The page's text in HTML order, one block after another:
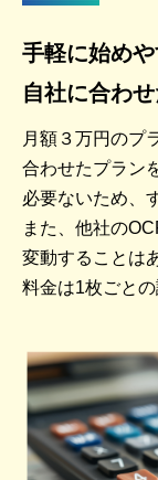
手軽に始めや
自社に合わ
月額３万円のプ
合わせたプラン
必要ないため、
また、他社の
変動することは
料金は1枚ごとの